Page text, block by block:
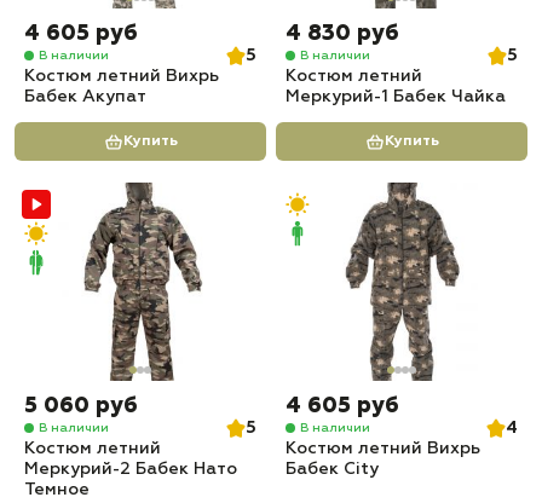
4 605 руб
В наличии
5
Костюм летний Вихрь
Бабек Акупат
Купить
4 830 руб
В наличии
5
Костюм летний
Меркурий-1 Бабек Чайка
Купить
5 060 руб
В наличии
5
Костюм летний
Меркурий-2 Бабек Нато
Темное
4 605 руб
В наличии
4
Костюм летний Вихрь
Бабек City